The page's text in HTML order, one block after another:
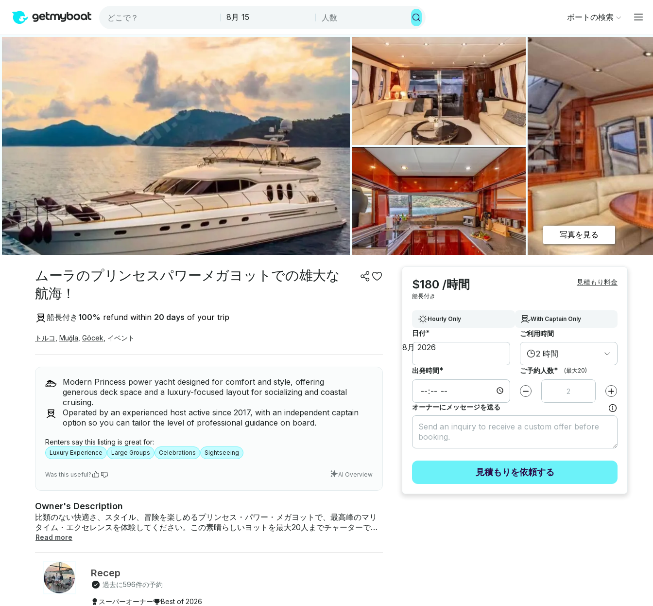
ボートの検索
写真を見る
ムーラのプリンセスパワーメガヨットでの雄大な
航海！
船長付き 100% refund within 20 days of your trip
トルコ Muğla Göcek イベント
Modern Princess power yacht designed for comfort and style, offering
generous deck space and a luxury-focused layout for socializing and coastal
cruising.
Operated by an experienced host active since 2017, with an independent captain
option so you can tailor the level of professional guidance on board.
Renters say this listing is great for:
Luxury Experience Large Groups Celebrations Sightseeing
Was this useful? AI Overview
Owner's Description
比類のない快適さ、スタイル、冒険を楽しめるプリンセス・パワー・メガヨットで、最高峰のマリ
タイム・エクセレンスを体験してください。この素晴らしいヨットを最大20人までチャーターでき
Read more
Recep
過去に596件の予約
スーパーオーナー Best of 2026
$180 /時間
船長付き
見積もり料金
Hourly Only With Captain Only
日付* ご利用時間
2 時間
出発時間* ご予約人数* (最大20)
減らす 増やす
オーナーにメッセージを送る
見積もりを依頼する